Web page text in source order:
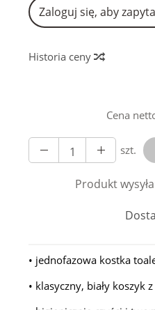
Zaloguj się, aby
Historia ceny
Cena
szt.
Produkt
• jednofazowa kostka
• klasyczny, biały koszyk